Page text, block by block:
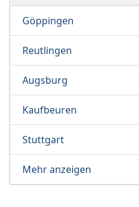
Göppingen
Reutlingen
Augsburg
Kaufbeuren
Stuttgart
Mehr anzeigen